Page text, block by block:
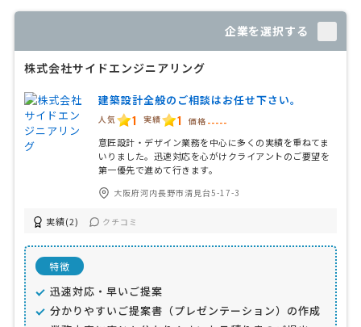
企業を選択する
株式会社サイドエンジニアリング
建築設計全般のご相談はお任せ下さい。
人気 1 実績 1 価格 -----
意匠設計・デザイン業務を中心に多くの実績を重ねてま
いりました。迅速対応を心がけクライアントのご要望を
第一優先で進めて行きます。
大阪府河内長野市清見台5-17-3
実績(2) クチコミ
特徴
迅速対応・早いご提案
分かりやすいご提案書（プレゼンテーション）の作成